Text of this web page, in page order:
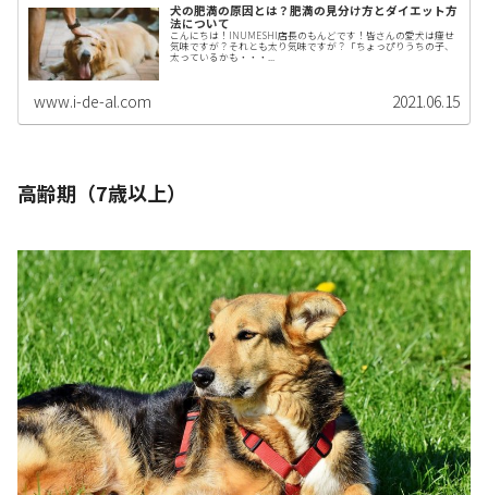
犬の肥満の原因とは？肥満の見分け方とダイエット方
法について
こんにちは！INUMESHI店長のもんどです！皆さんの愛犬は痩せ
気味ですが？それとも太り気味ですが？「ちょっぴりうちの子、
太っているかも・・・...
www.i-de-al.com 2021.06.15
高齢期（7歳以上）